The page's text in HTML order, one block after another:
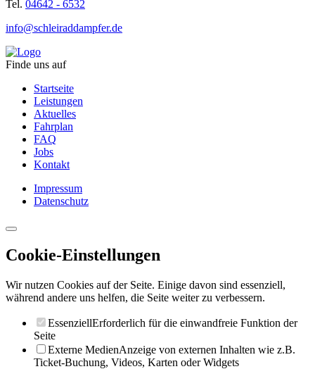
Tel. 04642 - 6532
info@schleiraddampfer.de
Finde uns auf
Startseite
Leistungen
Aktuelles
Fahrplan
FAQ
Jobs
Kontakt
Impressum
Datenschutz
Cookie-Einstellungen
Wir nutzen Cookies auf der Seite. Einige davon sind essenziell,
während andere uns helfen, die Seite weiter zu verbessern.
EssenziellErforderlich für die einwandfreie Funktion der
Seite
Externe MedienAnzeige von externen Inhalten wie z.B.
Ticket-Buchung, Videos, Karten oder Widgets